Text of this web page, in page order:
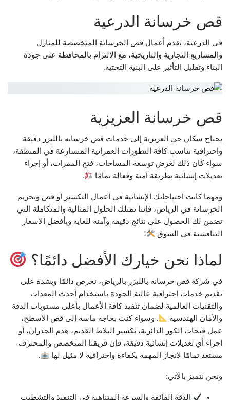
قص خرسانة الدرعية
في الدرعية، نقدم أعمال قص الخرسانة المتخصصة للمنازل
والمشاريع التجارية والتاريخية، مع الالتزام بالمحافظة على جودة
البناء وتقليل التأثير على البنية التحتية.
قص خرسانة العزيزية
يحتاج سكان حي العزيزية إلى خدمات قص خرسانه بالليزر دقيقة
واحترافية تناسب كافة التطورات العمرانية المتسارعة في المنطقة،
سواء كان ذلك لغرض توسعة المساحات، فتح الممرات، أو إجراء
تعديلات إنشائية بطريقة آمنة وفعالة تمامًا
.
ومهما كانت احتياجاتك الإنشائية في أعمال التكسير أو قص وتخريم
الخرسانة في الرياض، فإننا نمتلك الحلول المثالية والمتكاملة التي
تضمن لك الحصول على نتائج دقيقة وآمنة للغاية وبأفضل الأسعار
التنافسية في السوق
!
لماذا نحن خيارك الأفضل دائمًا؟
في شركة قص خرسانه بالليزر بالرياض، نحرص دائمًا وبشدة على
تقديم خدمات احترافية عالية الجودة باستخدام أحدث المعدات
والتقنيات العالمية لضمان تنفيذ كافة الأعمال بأعلى مستويات الدقة
والأمان الهندسية
. وسواء كنت بحاجة ماسة إلى قص الأسطح،
عمل فتحات الكور الدائرية، تكسير البلاط القديم، هدم الجدران، أو
إجراء أي تعديلات إنشائية دقيقة، فإن فريقنا المتخصص والمحترف
مستعد تمامًا لإنجاز المهمة بكفاءة واحترافية لا مثيل لها
.
ونحن نتميز بالآتي:
الدقة الفائقة والسرعة المتناهية في التنفيذ والتشطيب